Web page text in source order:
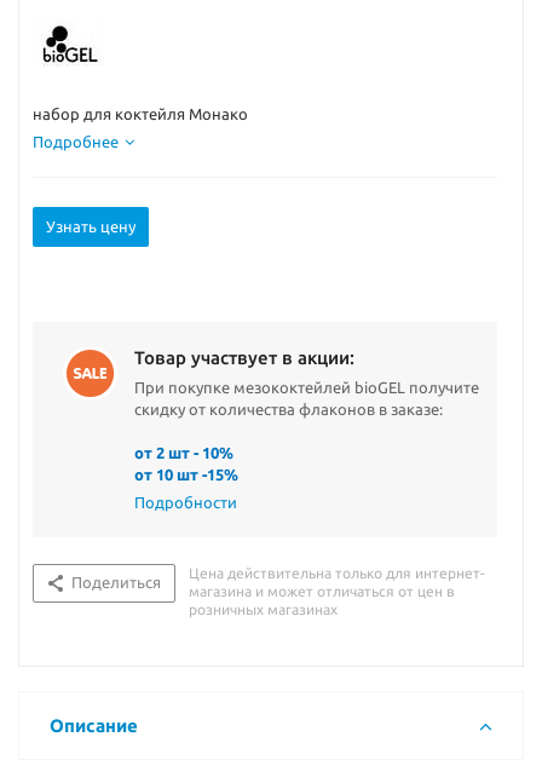
набор для коктейля Монако
Подробнее
Узнать цену
Товар участвует в акции:
При покупке мезококтейлей bioGEL получите
скидку от количества флаконов в заказе:
от 2 шт - 10%
от 10 шт -15%
Подробности
Поделиться
Цена действительна только для интернет-
магазина и может отличаться от цен в
розничных магазинах
Описание